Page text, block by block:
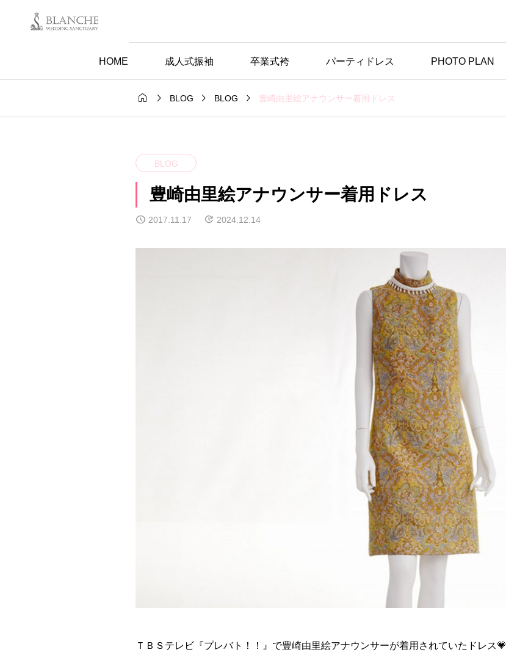
HOME 成人式振袖 卒業式袴 パーティドレス PHOTO PLAN
  BLOG  BLOG  豊崎由里絵アナウンサー着用ドレス
BLOG
豊崎由里絵アナウンサー着用ドレス
2017.11.17 2024.12.14
ＴＢＳテレビ『プレバト！！』で豊崎由里絵アナウンサーが着用されていたドレス💗